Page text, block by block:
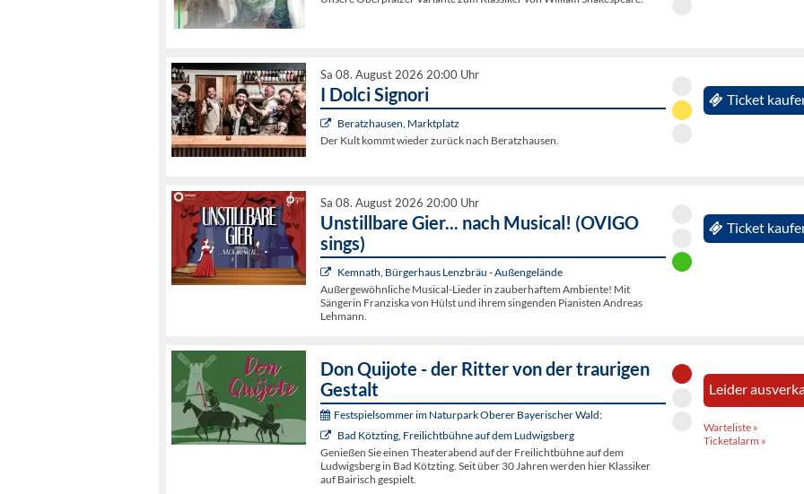
Sa 08. August 2026 20:00 Uhr
I Dolci Signori
Beratzhausen, Marktplatz
Der Kult kommt wieder zurück nach Beratzhausen.
Ticket
Sa 08. August 2026 20:00 Uhr
Unstillbare Gier... nach Musical! (OVIGO
sings)
Kemnath, Bürgerhaus Lenzbräu - Außengelände
Außergewöhnliche Musical-Lieder in zauberhaftem Ambiente! Mit
Sängerin Franziska von Hülst und ihrem singenden Pianisten Andreas
Lehmann.
Ticket
Don Quijote - der Ritter von der traurigen
Gestalt
Festspielsommer im Naturpark Oberer Bayerischer Wald:
Bad Kötzting, Freilichtbühne auf dem Ludwigsberg
Genießen Sie einen Theaterabend auf der Freilichtbühne auf dem
Ludwigsberg in Bad Kötzting. Seit über 30 Jahren werden hier Klassiker
auf Bairisch gespielt.
Leider
Warteliste »
Ticketalarm »